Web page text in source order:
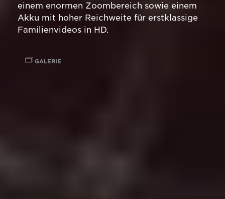
einem enormen Zoombereich sowie einem
Akku mit hoher Reichweite für erstklassige
Familienvideos in HD.
GALERIE